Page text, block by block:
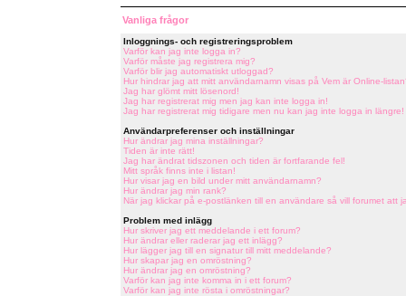
Vanliga frågor
Inloggnings- och registreringsproblem
Varför kan jag inte logga in?
Varför måste jag registrera mig?
Varför blir jag automatiskt utloggad?
Hur hindrar jag att mitt användarnamn visas på Vem är Online-
Jag har glömt mitt lösenord!
Jag har registrerat mig men jag kan inte logga in!
Jag har registrerat mig tidigare men nu kan jag inte logga in längre!
Användarpreferenser och inställningar
Hur ändrar jag mina inställningar?
Tiden är inte rätt!
Jag har ändrat tidszonen och tiden är fortfarande fel!
Mitt språk finns inte i listan!
Hur visar jag en bild under mitt användarnamn?
Hur ändrar jag min rank?
När jag klickar på e-postlänken till en användare så vill forumet att
Problem med inlägg
Hur skriver jag ett meddelande i ett forum?
Hur ändrar eller raderar jag ett inlägg?
Hur lägger jag till en signatur till mitt meddelande?
Hur skapar jag en omröstning?
Hur ändrar jag en omröstning?
Varför kan jag inte komma in i ett forum?
Varför kan jag inte rösta i omröstningar?